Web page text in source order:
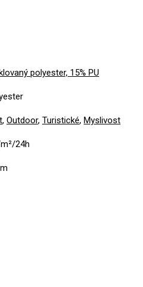
polyester, 15% PU
, Outdoor, Turistické, Myslivost
24h